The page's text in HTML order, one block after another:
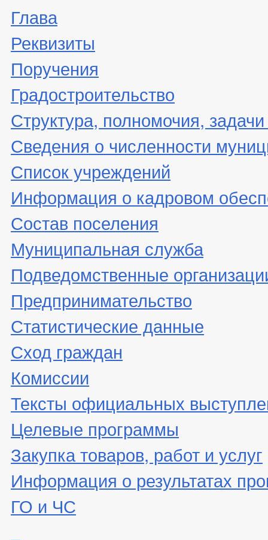
Глава
Реквизиты
Поручения
Градостроительство
Структура, полномочия,
Сведения о численности
Список учреждений
Информация о кадровом
Состав поселения
Муниципальная служба
Подведомственные
Предпринимательство
Статистические данные
Сход граждан
Комиссии
Тексты официальных
Целевые программы
Закупка товаров, работ и услуг
Информация о результатах
ГО и ЧС